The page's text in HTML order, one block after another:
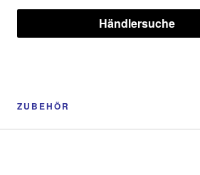
Händlersuche
ZUBEHÖR